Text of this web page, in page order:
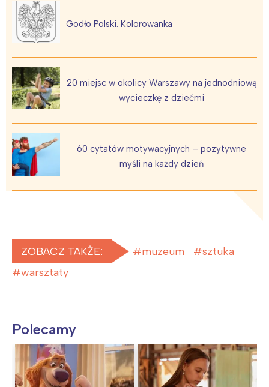
Godło Polski. Kolorowanka
20 miejsc w okolicy Warszawy na jednodniową
wycieczkę z dziećmi
60 cytatów motywacyjnych – pozytywne
myśli na każdy dzień
ZOBACZ TAKŻE: muzeum
sztuka
warsztaty
Polecamy